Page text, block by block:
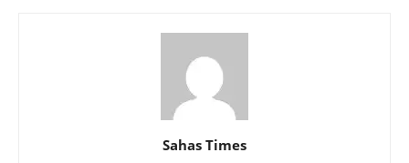
Sahas Times